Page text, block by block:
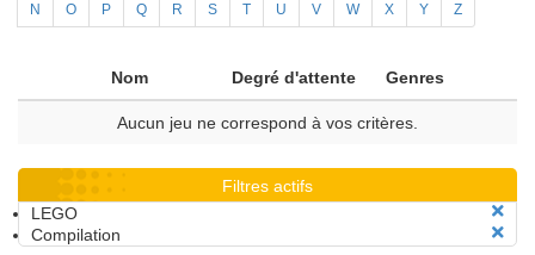
N O P Q R S T U V W X Y Z
Nom Degré d'attente Genres
Aucun jeu ne correspond à vos critères.
Filtres actifs
LEGO
Compilation